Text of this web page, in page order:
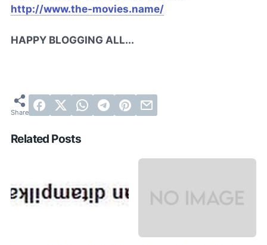
http://www.the-movies.name/
HAPPY BLOGGING ALL...
Related Posts